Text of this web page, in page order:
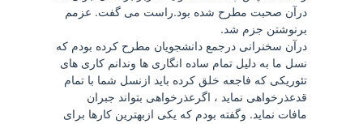
درآن صحبت مطرح شده بود.راست می گفت. عزمم
برنوشتن جزم شد.
درآن سخنرانی درجمع دانشجویان مطرح کرده بودم که
نسل ما به دلیل تمام ساده انگاری ها وندانم کاری های
تئوریکی که فاجعه خلق کرده باید ازنسل شما با تمام
قدعذرخواهی نماید ، اگرعذرخواهی بتواند جبران
مافات نماید. وگفته بودم که یکی ازبهترین کارها برای